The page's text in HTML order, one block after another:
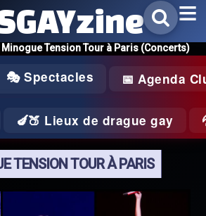
Tension Tour à Paris (Concerts)
🎭 Spectacles 📅 Agenda
🍆🍑 Lieux de drague gay
TENSION TOUR À PARIS